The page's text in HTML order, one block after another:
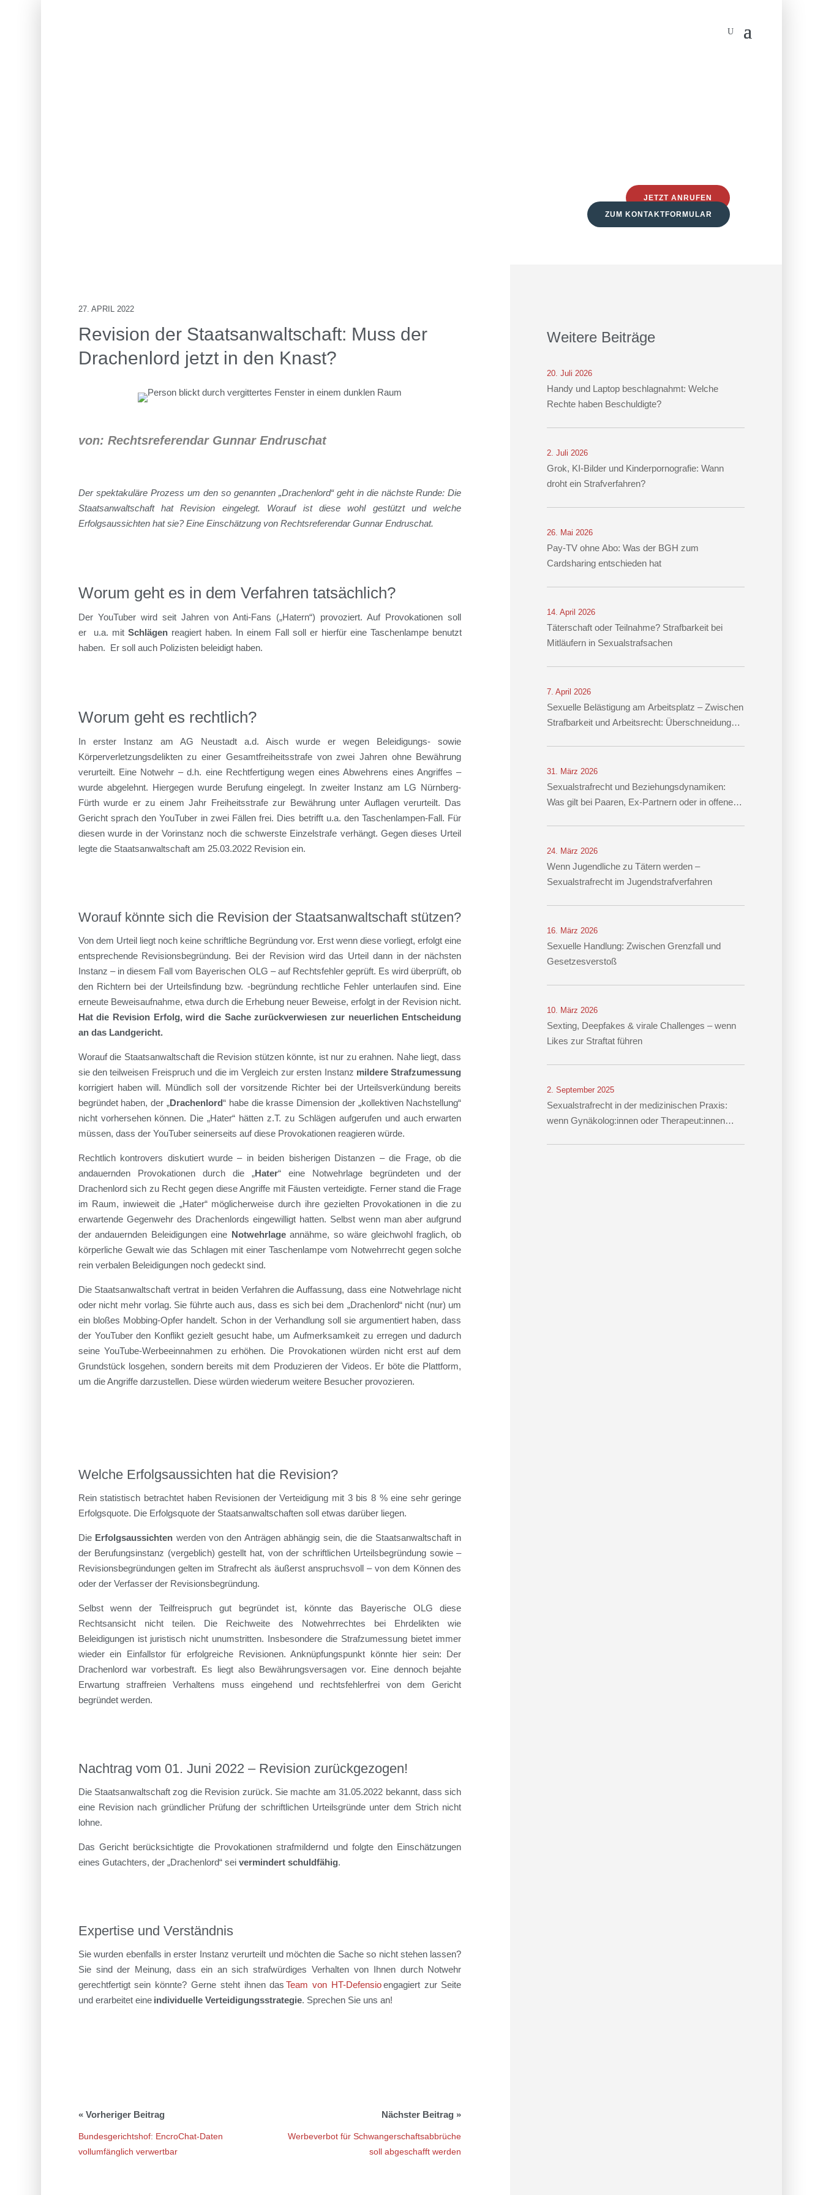
JETZT ANRUFEN
ZUM KONTAKTFORMULAR
27. APRIL 2022
Revision der Staatsanwaltschaft: Muss der
Drachenlord jetzt in den Knast?
von: Rechtsreferendar Gunnar Endruschat
Der spektakuläre Prozess um den so genannten „Drachenlord“ geht in die nächste Runde: Die
Staatsanwaltschaft hat Revision eingelegt. Worauf ist diese wohl gestützt und welche
Erfolgsaussichten hat sie? Eine Einschätzung von Rechtsreferendar Gunnar Endruschat.
Worum geht es in dem Verfahren tatsächlich?
Der YouTuber wird seit Jahren von Anti-Fans („Hatern“) provoziert. Auf Provokationen soll
er
u.a. mit Schlägenreagiert haben. In einem Fall soll er hierfür eine Taschenlampe benutzt
haben. Er soll auch Polizisten beleidigt haben.
Worum geht es rechtlich?
In erster Instanz am AG Neustadt a.d. Aisch wurde er wegen Beleidigungs- sowie
Körperverletzungsdelikten zu einer Gesamtfreiheitsstrafe von zwei Jahren ohne Bewährung
verurteilt. Eine Notwehr – d.h. eine Rechtfertigung wegen eines Abwehrens eines Angriffes –
wurde abgelehnt. Hiergegen wurde Berufung eingelegt. In zweiter Instanz am LG Nürnberg-
Fürth wurde er zu einem Jahr Freiheitsstrafe zur Bewährung unter Auflagen verurteilt. Das
Gericht sprach den YouTuber in zwei Fällen frei. Dies betrifft u.a. den Taschenlampen-Fall. Für
diesen wurde in der Vorinstanz noch die schwerste Einzelstrafe verhängt. Gegen dieses Urteil
legte die Staatsanwaltschaft am 25.03.2022 Revision ein.
Worauf könnte sich die Revision der Staatsanwaltschaft stützen?
Von dem Urteil liegt noch keine schriftliche Begründung vor. Erst wenn diese vorliegt, erfolgt eine
entsprechende Revisionsbegründung. Bei der Revision wird das Urteil dann in der nächsten
Instanz – in diesem Fall vom Bayerischen OLG – auf Rechtsfehler geprüft. Es wird überprüft, ob
den Richtern bei der Urteilsfindung bzw. -begründung rechtliche Fehler unterlaufen sind. Eine
erneute Beweisaufnahme, etwa durch die Erhebung neuer Beweise, erfolgt in der Revision nicht.
Hat die Revision Erfolg, wird die Sache zurückverwiesen zur neuerlichen Entscheidung
an das Landgericht.
Worauf die Staatsanwaltschaft die Revision stützen könnte, ist nur zu erahnen. Nahe liegt, dass
sie den teilweisen Freispruch und die im Vergleich zur ersten Instanz mildere Strafzumessung
korrigiert haben will. Mündlich soll der vorsitzende Richter bei der Urteilsverkündung bereits
begründet haben, der „Drachenlord“ habe die krasse Dimension der „kollektiven Nachstellung“
nicht vorhersehen können. Die „Hater“ hätten z.T. zu Schlägen aufgerufen und auch erwarten
müssen, dass der YouTuber seinerseits auf diese Provokationen reagieren würde.
Rechtlich kontrovers diskutiert wurde – in beiden bisherigen Distanzen – die Frage, ob die
andauernden Provokationen durch die „Hater“ eine Notwehrlage begründeten und der
Drachenlord sich zu Recht gegen diese Angriffe mit Fäusten verteidigte. Ferner stand die Frage
im Raum, inwieweit die „Hater“ möglicherweise durch ihre gezielten Provokationen in die zu
erwartende Gegenwehr des Drachenlords eingewilligt hatten. Selbst wenn man aber aufgrund
der andauernden Beleidigungen eine Notwehrlageannähme, so wäre gleichwohl fraglich, ob
körperliche Gewalt wie das Schlagen mit einer Taschenlampe vom Notwehrrecht gegen solche
rein verbalen Beleidigungen noch gedeckt sind.
Die Staatsanwaltschaft vertrat in beiden Verfahren die Auffassung, dass eine Notwehrlage nicht
oder nicht mehr vorlag. Sie führte auch aus, dass es sich bei dem „Drachenlord“ nicht (nur) um
ein bloßes Mobbing-Opfer handelt. Schon in der Verhandlung soll sie argumentiert haben, dass
der YouTuber den Konflikt gezielt gesucht habe, um Aufmerksamkeit zu erregen und dadurch
seine YouTube-Werbeeinnahmen zu erhöhen. Die Provokationen würden nicht erst auf dem
Grundstück losgehen, sondern bereits mit dem Produzieren der Videos. Er böte die Plattform,
um die Angriffe darzustellen. Diese würden wiederum weitere Besucher provozieren.
Welche Erfolgsaussichten hat die Revision?
Rein statistisch betrachtet haben Revisionen der Verteidigung mit 3 bis 8 % eine sehr geringe
Erfolgsquote. Die Erfolgsquote der Staatsanwaltschaften soll etwas darüber liegen.
Die Erfolgsaussichten werden von den Anträgen abhängig sein, die die Staatsanwaltschaft in
der Berufungsinstanz (vergeblich) gestellt hat, von der schriftlichen Urteilsbegründung sowie –
Revisionsbegründungen gelten im Strafrecht als äußerst anspruchsvoll – von dem Können des
oder der Verfasser der Revisionsbegründung.
Selbst wenn der Teilfreispruch gut begründet ist, könnte das Bayerische OLG diese
Rechtsansicht nicht teilen. Die Reichweite des Notwehrrechtes bei Ehrdelikten wie
Beleidigungen ist juristisch nicht unumstritten. Insbesondere die Strafzumessung bietet immer
wieder ein Einfallstor für erfolgreiche Revisionen. Anknüpfungspunkt könnte hier sein: Der
Drachenlord war vorbestraft. Es liegt also Bewährungsversagen vor. Eine dennoch bejahte
Erwartung straffreien Verhaltens muss eingehend und rechtsfehlerfrei von dem Gericht
begründet werden.
Nachtrag vom 01. Juni 2022 – Revision zurückgezogen!
Die Staatsanwaltschaft zog die Revision zurück. Sie machte am 31.05.2022 bekannt, dass sich
eine Revision nach gründlicher Prüfung der schriftlichen Urteilsgründe unter dem Strich nicht
lohne.
Das Gericht berücksichtigte die Provokationen strafmildernd und folgte den Einschätzungen
eines Gutachters, der „Drachenlord“ sei vermindert schuldfähig.
Expertise und Verständnis
Sie wurden ebenfalls in erster Instanz verurteilt und möchten die Sache so nicht stehen lassen?
Sie sind der Meinung, dass ein an sich strafwürdiges Verhalten von Ihnen durch Notwehr
gerechtfertigt sein könnte? Gerne steht ihnen dasTeam von HT-Defensioengagiert zur Seite
und erarbeitet eine individuelle Verteidigungsstrategie. Sprechen Sie uns an!
Bundesgerichtshof: EncroChat-Daten
vollumfänglich verwertbar
Werbeverbot für Schwangerschaftsabbrüche
soll abgeschafft werden
Weitere Beiträge
20. Juli 2026
Handy und Laptop beschlagnahmt: Welche
Rechte haben Beschuldigte?
2. Juli 2026
Grok, KI-Bilder und Kinderpornografie: Wann
droht ein Strafverfahren?
26. Mai 2026
Pay-TV ohne Abo: Was der BGH zum
Cardsharing entschieden hat
14. April 2026
Täterschaft oder Teilnahme? Strafbarkeit bei
Mitläufern in Sexualstrafsachen
7. April 2026
Sexuelle Belästigung am Arbeitsplatz – Zwischen
Strafbarkeit und Arbeitsrecht: Überschneidung
31. März 2026
Sexualstrafrecht und Beziehungsdynamiken:
Was gilt bei Paaren, Ex-Partnern oder in offenen
24. März 2026
Wenn Jugendliche zu Tätern werden –
Sexualstrafrecht im Jugendstrafverfahren
16. März 2026
Sexuelle Handlung: Zwischen Grenzfall und
Gesetzesverstoß
10. März 2026
Sexting, Deepfakes & virale Challenges – wenn
Likes zur Straftat führen
2. September 2025
Sexualstrafrecht in der medizinischen Praxis:
wenn Gynäkolog:innen oder Therapeut:innen